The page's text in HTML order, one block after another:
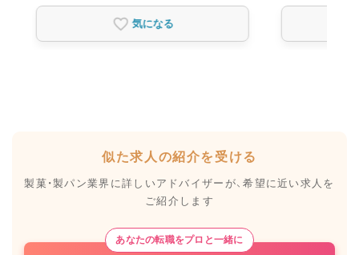
気になる
似た求人の紹介を受ける
製菓・製パン業界に詳しいアドバイザーが、希望に近い求人を
ご紹介します
あなたの転職をプロと一緒に